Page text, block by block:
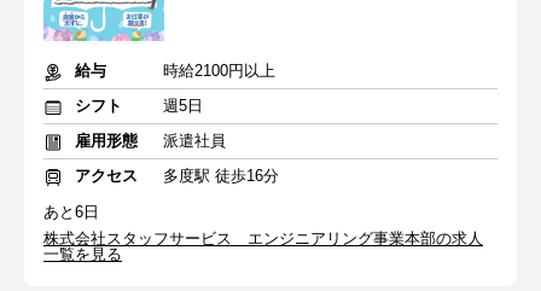
給与
時給2100円以上
シフト
週5日
雇用形態
派遣社員
アクセス
多度駅 徒歩16分
あと6日
株式会社スタッフサービス エンジニアリング事業本部の求人
一覧を見る